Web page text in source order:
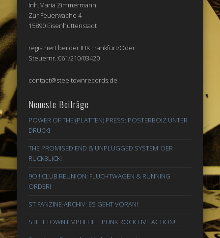
Inh.Maria Zimmermann
Zur Feuerwache 4
15890 Eisenhüttenstadt
registriert bei der IHK Frankfurt/Oder
Steuernr.:061/210/03420
contact@steeltownrecords.de
Neueste Beiträge
POWER OF THE (PLATTEN) PRESS: POSTERBOIZ UNTER
DRUCK!
THE PROMISED END & UNPLUGGED SYSTEM: DER
RÜCKBLICK!
9Oi! CLUB REUNION: FLUCHTWAGEN & RUNNING
ORDER!
ST FANZINE-ARCHIV: ES GEHT VORAN!
STEELTOWN EMPFIEHLT: PUNK ROCK LIVE ACTION!